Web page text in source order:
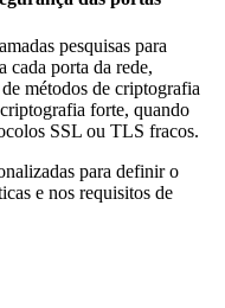
pesquisas para
cada porta da rede,
métodos de criptografia
forte, quando
SSL ou TLS fracos.
para definir o
e nos requisitos de